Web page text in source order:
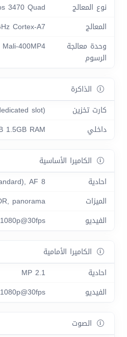
نوع المعالج
3470 Quad
المعالج
Cortex-A7
وحدة معالجة
الرسوم
Mali-400MP4
الذاكرة
كارت تخزين
slot)
داخلي
1.5GB RAM
الكاميرا الأساسية
احادية
8 MP, f/2.4, 31mm (standard), AF
الميزات
panorama
الفيديو
1080p@30fps
الكاميرا الأمامية
احادية
2.1 MP
الفيديو
1080p@30fps
الصوت